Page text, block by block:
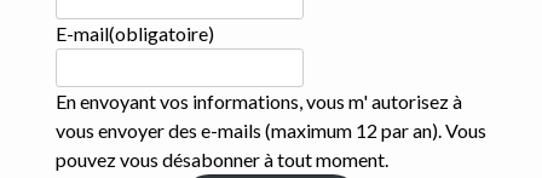
E-mail(obligatoire)
En envoyant vos informations, vous m' autorisez à
vous envoyer des e-mails (maximum 12 par an). Vous
pouvez vous désabonner à tout moment.